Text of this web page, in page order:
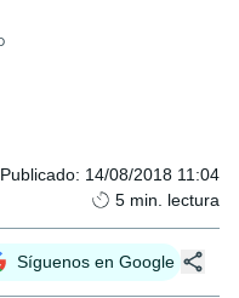
Publicado: 14/08/2018 11:04
5 min. lectura
Síguenos en Google